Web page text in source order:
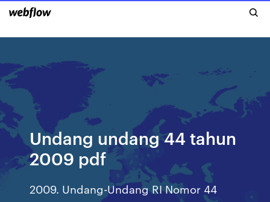
Undang undang 44 tahun
2009 pdf
2009. Undang-Undang RI Nomor 44